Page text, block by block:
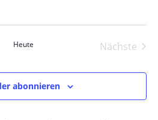
s
t
a
l
t
a
l
Heute
Nächste
abonnieren